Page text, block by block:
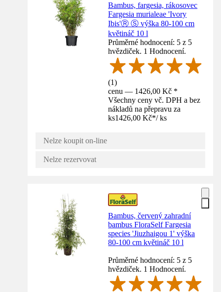
Bambus, fargesia, rákosovec
Fargesia murialeae 'Ivory
Ibis'Ⓡ Ⓢ výška 80-100 cm
květináč 10 l
Průměrné hodnocení: 5 z 5
hvězdiček. 1 Hodnocení.
(1)
cenu — 1426,00 Kč *
Všechny ceny vč. DPH a bez
nákladů na přepravu za
ks1426,00 Kč*/ ks
Nelze koupit on-line
Nelze rezervovat
Bambus, červený zahradní
bambus FloraSelf Fargesia
species 'Jiuzhaigou 1' výška
80-100 cm květináč 10 l
Průměrné hodnocení: 5 z 5
hvězdiček. 1 Hodnocení.